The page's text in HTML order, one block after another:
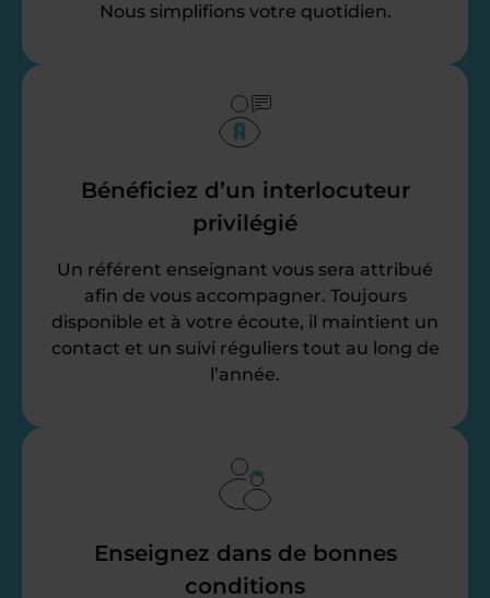
Nous simplifions votre quotidien.
Bénéficiez d’un interlocuteur
privilégié
Un référent enseignant vous sera attribué
afin de vous accompagner. Toujours
disponible et à votre écoute, il maintient un
contact et un suivi réguliers tout au long de
l’année.
Enseignez dans de bonnes
conditions